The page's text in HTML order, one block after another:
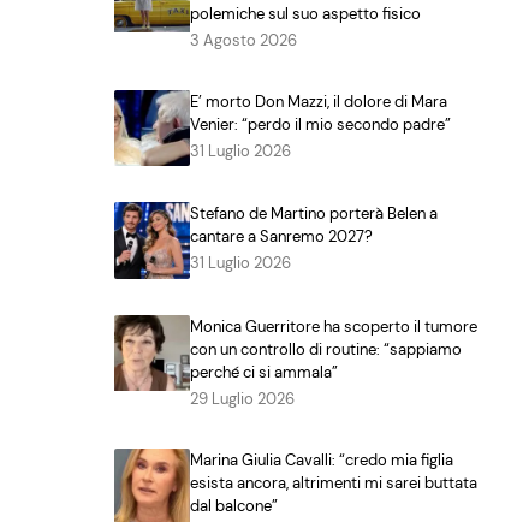
polemiche sul suo aspetto fisico
3 Agosto 2026
E’ morto Don Mazzi, il dolore di Mara
Venier: “perdo il mio secondo padre”
31 Luglio 2026
Stefano de Martino porterà Belen a
cantare a Sanremo 2027?
31 Luglio 2026
Monica Guerritore ha scoperto il tumore
con un controllo di routine: “sappiamo
perché ci si ammala”
29 Luglio 2026
Marina Giulia Cavalli: “credo mia figlia
esista ancora, altrimenti mi sarei buttata
dal balcone”